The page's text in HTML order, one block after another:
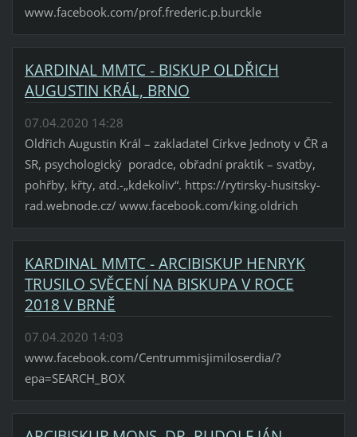
www.facebook.com/prof.frederic.p.burckle
KARDINAL MMTC - BISKUP OLDŘICH
AUGUSTIN KRÁL, BRNO
07.04.2020 14:28
Oldřich Augustin Král – zakladatel Církve Jednoty v ČR a
SR, psychologický poradce, obřadní praktik – svatby,
pohřby, křty, atd.-„kdekoliv“. https://rytirsky-husitsky-
rad.webnode.cz/ www.facebook.com/king.oldrich
KARDINAL MMTC - ARCIBISKUP HENRYK
TRUSILO SVĚCENÍ NA BISKUPA V ROCE
2018 V BRNĚ
07.04.2020 14:03
www.facebook.com/Centrummisjimiloserdia/?
epa=SEARCH_BOX